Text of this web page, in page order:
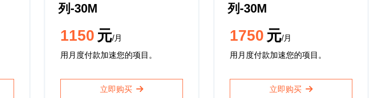
列-30M
1150 元/月
用月度付款加速您的项目。
立即购买
列-30M
1750 元/月
用月度付款加速您的项目。
立即购买